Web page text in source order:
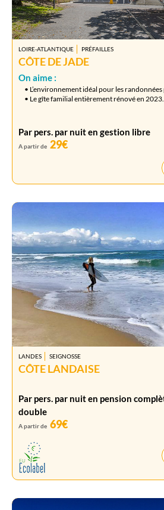
LOIRE-ATLANTIQUE PRÉFAILLES
CÔTE DE JADE
On aime :
• L’environnement idéal pour les randonnées
• Le gîte familial entièrement rénové en 2023.
Par pers. par nuit en gestion libre
A partir de 29€
LANDES SEIGNOSSE
CÔTE LANDAISE
Par pers. par nuit en pension
double
A partir de 69€